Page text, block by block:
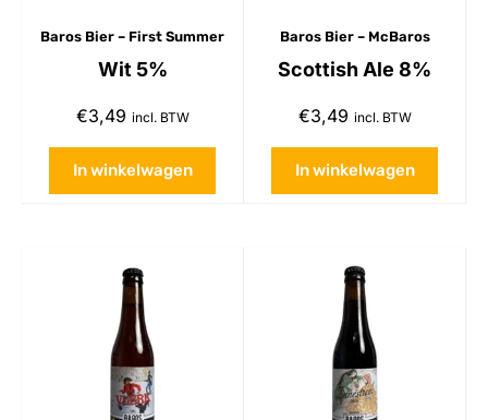
Baros Bier – First Summer
Wit 5%
€3,49 incl. BTW
In winkelwagen
Baros Bier – McBaros
Scottish Ale 8%
€3,49 incl. BTW
In winkelwagen